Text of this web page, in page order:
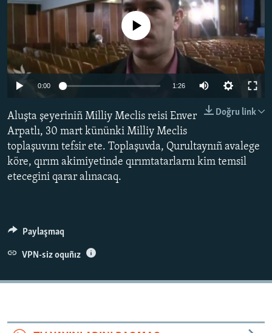
SÜRET
FİKİR
Русский
QOŞULIÑIZ!
No media source currently available
0:00 1:26
Doğru link
Aluşta şeyeriniñ Milliy Meclis reisi Enver
Arpatlı, 30 mart kününki Milliy Meclis
toplaşuvını tefsir ete. Toplaşuvda, Qurultaynıñ avalege
köre, qırım akimiyetinde qırımtatarlarnı kim temsil
etecegini qarar alınacaq.
Paylaşmaq
VPN-siz oquñız